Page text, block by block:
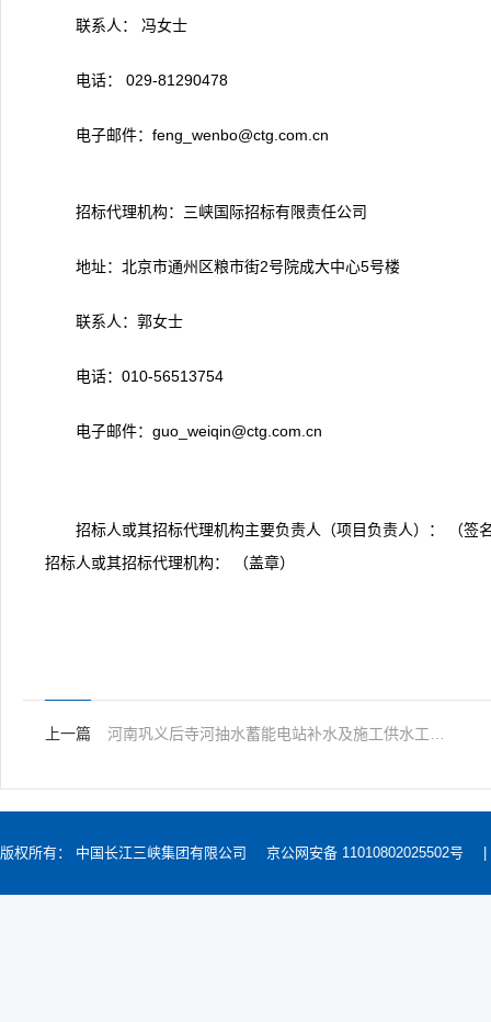
联系人： 冯女士
电话： 029-81290478
电子邮件：feng_wenbo@ctg.com.cn
招标代理机构：三峡国际招标有限责任公司
地址：北京市通州区粮市街2号院成大中心5号楼
联系人：郭女士
电话：010-56513754
电子邮件：guo_weiqin@ctg.com.cn
招标人或其招标代理机构主要负责人（项目负责人）： （签
招标人或其招标代理机构： （盖章）
上一篇
版权所有： 中国长江三峡集团有限公司 京公网安备 11010802025502号